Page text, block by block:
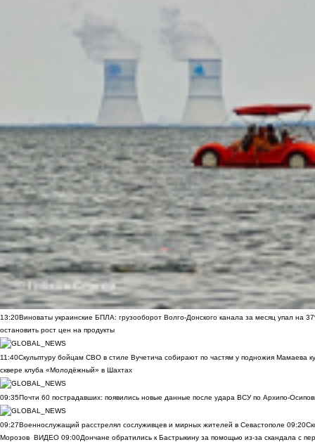
13:20Виноваты украинские БПЛА: грузооборот Волго-Донского канала за месяц упал на
остановить рост цен на продукты
11:40Скульптуру бойцам СВО в стиле Вучетича собирают по частям у подножия Мамаева
сквере клуба «Молодёжный» в Шахтах
09:35Почти 60 пострадавших: появились новые данные после удара ВСУ по Архипо-
09:27Военнослужащий расстрелял сослуживцев и мирных жителей в Севастополе 09:20
Морозов ВИДЕО 09:00Дончане обратились к Бастрыкину за помощью из-за скандала с